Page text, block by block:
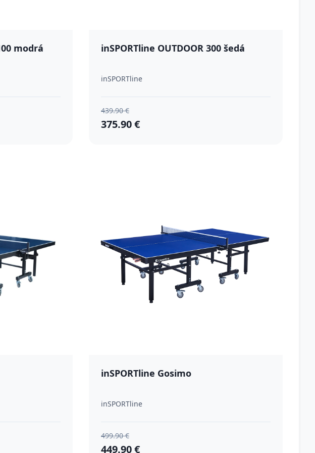
modrá inSPORTline OUTDOOR 300 šedá
inSPORTline
439.90 €
375.90 €
inSPORTline Gosimo
inSPORTline
499.90 €
449.90 €